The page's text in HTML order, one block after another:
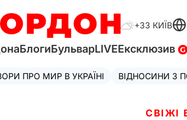
+33 КИЇВ
БлогиБульварLIVEЕксклюзив
ПРО МИР В УКРАЇНІ ВІДНОСИНИ З
СВІЖІ